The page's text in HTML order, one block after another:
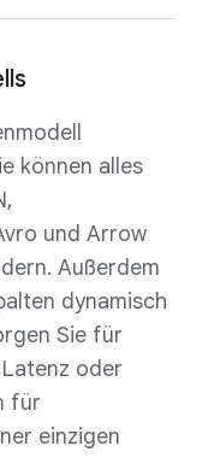
können alles
und Arrow
Außerdem
dynamisch
Sie für
oder
für
einzigen